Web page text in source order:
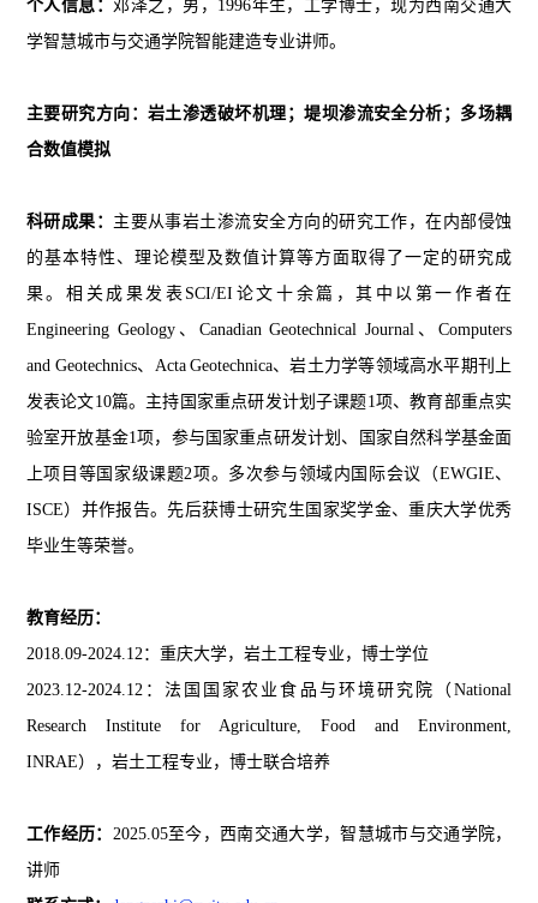
个人信息：邓泽之，男，1996年生，工学博士，现为西南交通大
学智慧城市与交通学院智能建造专业讲师。
主要研究方向：岩土渗透破坏机理；堤坝渗流安全分析； 多场耦
合数值模拟
科研成果： 主要从事岩土渗流安全方向的研究工作，在内部侵蚀
的基本特性、理论模型及数值计算等方面取得了一定的研究成
果。相关成果发表SCI/EI论文十余篇，其中以第一作者在
Engineering Geology、Canadian Geotechnical Journal 、Computers
and Geotechnics、Acta Geotechnica、岩土力学等领域高水平期刊上
发表论文10篇。主持国家重点研发计划子课题1项、教育部重点实
验室开放基金1项，参与国家重点研发计划、国家自然科学基金面
上项目等国家级课题2项。多次参与领域内国际会议（EWGIE、
ISCE）并作报告。先后获博士研究生国家奖学金、重庆大学优秀
毕业生等荣誉。
教育经历：
2018.09-2024.12 ： 重庆大学， 岩土工程专业 ， 博士学位
2023.12-2024.12 ： 法国 国家农业食品与环境研究院（National
Research Institute for Agriculture, Food and Environment,
INRAE）
， 岩土工程专业 ， 博士联合培养
工作经历： 2025. 05至今 ， 西南交通大学，智慧城市与交通学院，
讲师